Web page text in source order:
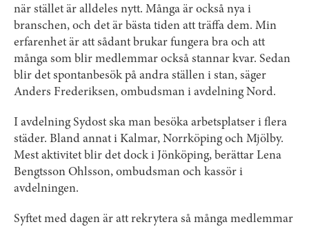
när stället är alldeles nytt. Många är också nya i
branschen, och det är bästa tiden att träffa dem. Min
erfarenhet är att sådant brukar fungera bra och att
många som blir medlemmar också stannar kvar. Sedan
blir det spontanbesök på andra ställen i stan, säger
Anders Frederiksen, ombudsman i avdelning Nord.
I avdelning Sydost ska man besöka arbetsplatser i flera
städer. Bland annat i Kalmar, Norrköping och Mjölby.
Mest aktivitet blir det dock i Jönköping, berättar Lena
Bengtsson Ohlsson, ombudsman och kassör i
avdelningen.
Syftet med dagen är att rekrytera så många medlemmar